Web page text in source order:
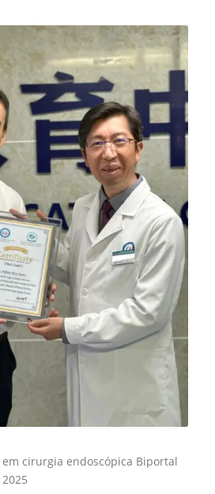
cirurgia endoscópica Biportal